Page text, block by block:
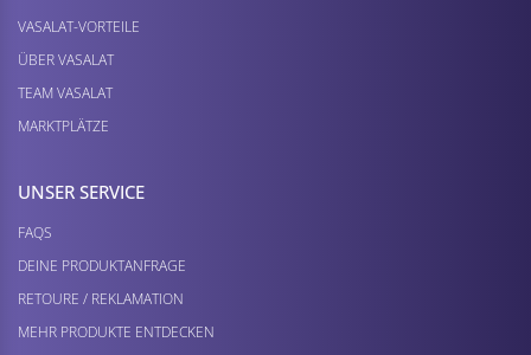
VASALAT-VORTEILE
ÜBER VASALAT
TEAM VASALAT
MARKTPLÄTZE
UNSER SERVICE
FAQS
DEINE PRODUKTANFRAGE
RETOURE / REKLAMATION
MEHR PRODUKTE ENTDECKEN